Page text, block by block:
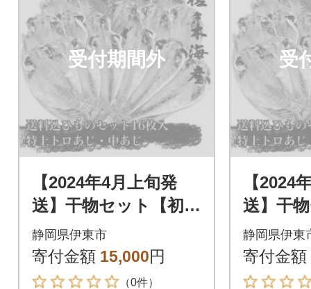
受付期間外
【2024年4月上旬発
送】干物セット【初島
C】特トロあじ・中あ
じ各8枚 伊豆・伊東
の干物詰め合わせ
静岡県伊東市
寄付金額 15,000円
（0件）
受
【2024
送】干
C】特ト
じ各8
の干物
静岡県伊東
寄付金額